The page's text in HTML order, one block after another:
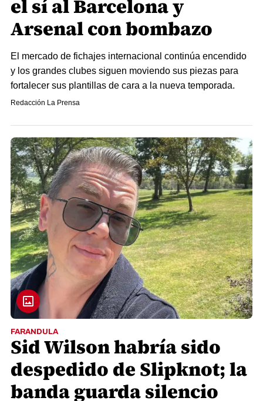
el sí al Barcelona y
Arsenal con bombazo
El mercado de fichajes internacional continúa encendido
y los grandes clubes siguen moviendo sus piezas para
fortalecer sus plantillas de cara a la nueva temporada.
Redacción La Prensa
FARANDULA
Sid Wilson habría sido
despedido de Slipknot; la
banda guarda silencio